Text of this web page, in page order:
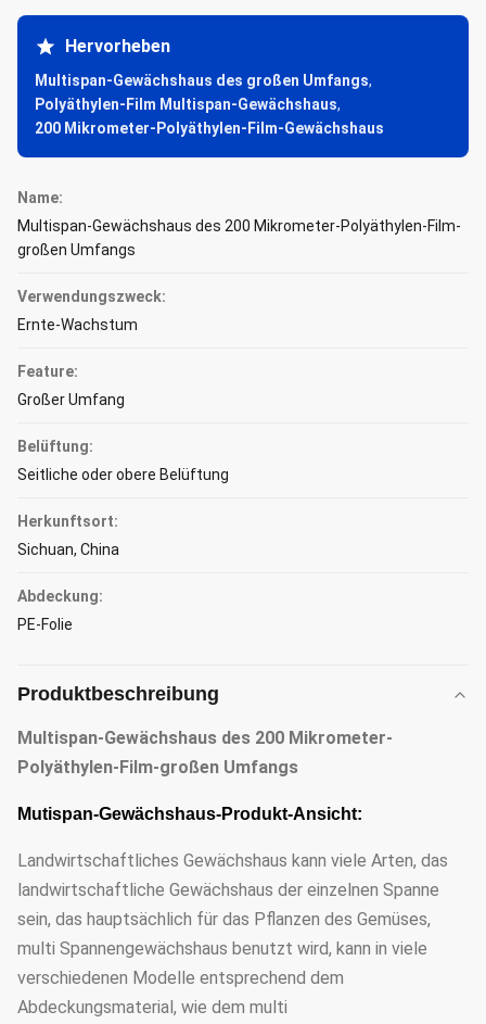
Hervorheben
Multispan-Gewächshaus des großen Umfangs,
Polyäthylen-Film Multispan-Gewächshaus,
200 Mikrometer-Polyäthylen-Film-Gewächshaus
Name:
Multispan-Gewächshaus des 200 Mikrometer-Polyäthylen-Film-
großen Umfangs
Verwendungszweck:
Ernte-Wachstum
Feature:
Großer Umfang
Belüftung:
Seitliche oder obere Belüftung
Herkunftsort:
Sichuan, China
Abdeckung:
PE-Folie
Produktbeschreibung
Multispan-Gewächshaus des 200 Mikrometer-
Polyäthylen-Film-großen Umfangs
Mutispan-Gewächshaus-Produkt-Ansicht:
Landwirtschaftliches Gewächshaus kann viele Arten, das
landwirtschaftliche Gewächshaus der einzelnen Spanne
sein, das hauptsächlich für das Pflanzen des Gemüses,
multi Spannengewächshaus benutzt wird, kann in viele
verschiedenen Modelle entsprechend dem
Abdeckungsmaterial, wie dem multi